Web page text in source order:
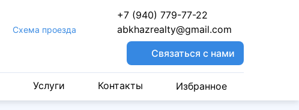
Cхема проезда
+7 (940) 779-77-22
abkhazrealty@gmail.com
Связаться с нами
Услуги Контакты Избранное